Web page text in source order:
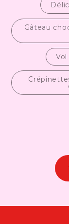
Gâteau